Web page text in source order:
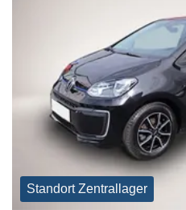
Standort Zentrallager